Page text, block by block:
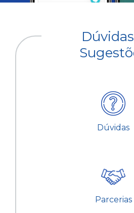
Dúvidas
Parcerias